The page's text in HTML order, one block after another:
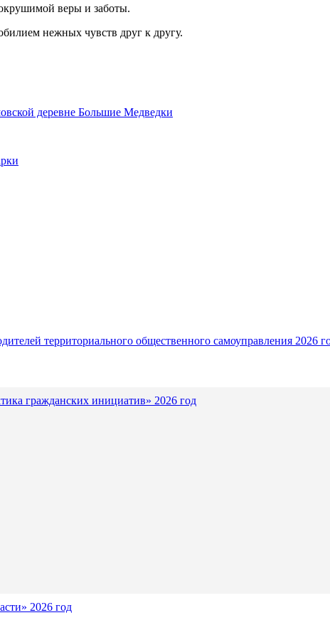
веры и заботы.
нежных чувств друг к другу.
деревне Большие Медведки
территориального общественного самоуправления 2026
гражданских инициатив» 2026 год
2026 год